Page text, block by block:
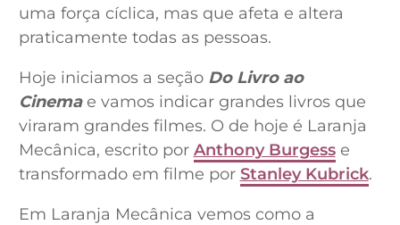
uma força cíclica, mas que afeta e altera
praticamente todas as pessoas.
Hoje iniciamos a seção Do Livro ao
Cinemae vamos indicar grandes livros que
viraram grandes filmes. O de hoje é Laranja
Mecânica, escrito por Anthony Burgesse
transformado em filme por Stanley Kubrick.
Em Laranja Mecânica vemos como a